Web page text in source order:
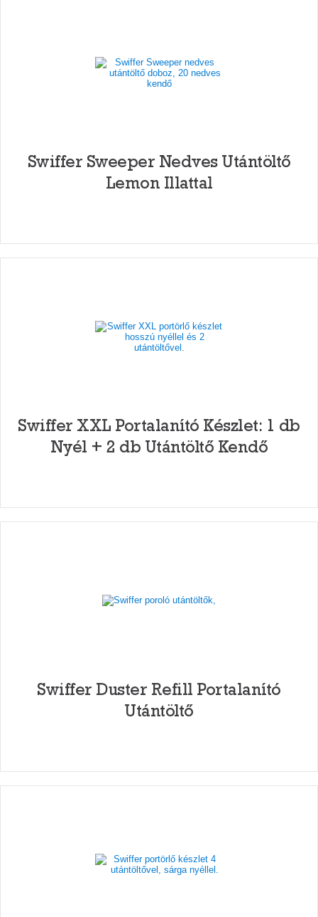
Swiffer Sweeper Nedves Utántöltő
Lemon Illattal
Swiffer XXL Portalanító Készlet: 1 db
Nyél + 2 db Utántöltő Kendő
Swiffer Duster Refill Portalanító
Utántöltő